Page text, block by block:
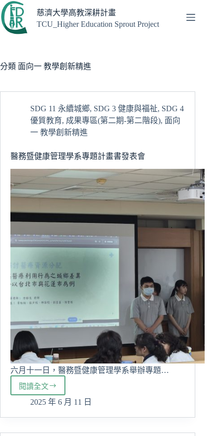
跳
至
主
容
慈濟大學高教深耕計畫
TCU_Higher Education Sprout Project
分類 面向一 教學創新精進
SDG 11 永續城鄉, SDG 3 健康與福祉, SDG 4
優質教育, 成果專區(第二期-第二階段), 面向
一 教學創新精進
醫務暨健康管理學系專題計畫書發表會
六月十一日，醫務暨健康管理學系舉辦專題…
閱讀全文
醫
務
康
2025 年 6 月 11 日